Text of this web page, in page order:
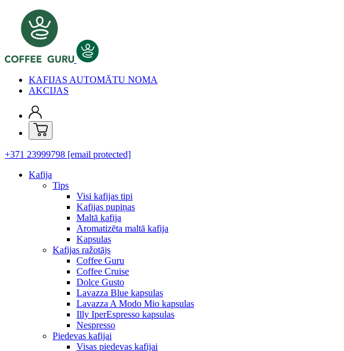
KAFIJAS AUTOMĀTU NOMA
AKCIJAS
+371 23999798 [email protected]
Kafija
Tips
Visi kafijas tipi
Kafijas pupiņas
Maltā kafija
Aromatizēta maltā kafija
Kapsulas
Kafijas ražotājs
Coffee Guru
Coffee Cruise
Dolce Gusto
Lavazza Blue kapsulas
Lavazza A Modo Mio kapsulas
Illy IperEspresso kapsulas
Nespresso
Piedevas kafijai
Visas piedevas kafijai